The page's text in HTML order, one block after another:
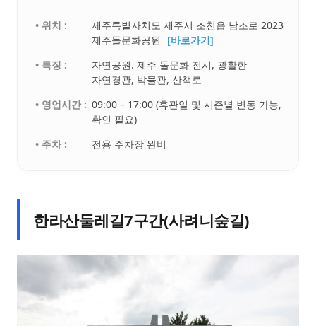
• 위치 :
제주특별자치도 제주시 조천읍 남조로 2023
제주돌문화공원
[바로가기]
• 특징 :
자연공원. 제주 돌문화 전시, 광활한
자연경관, 박물관, 산책로
• 영업시간 : 09:00 – 17:00 (휴관일 및 시즌별 변동 가능,
확인 필요)
• 주차 :
전용 주차장 완비
한라산둘레길7구간(사려니숲길)